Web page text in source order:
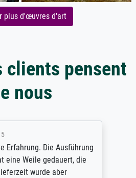
plus d'œuvres d'art
clients pensent
nous
Erfahrung. Die Ausführung
eine Weile gedauert, die
wurde aber